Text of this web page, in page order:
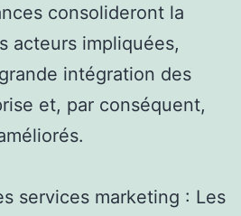
consolideront la
acteurs impliquées,
intégration des
et, par conséquent,
services marketing : Les